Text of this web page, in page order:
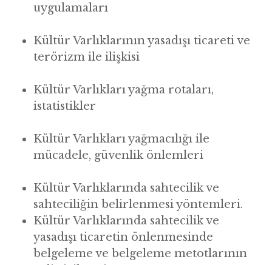
uygulamaları
Kültür Varlıklarının yasadışı ticareti ve
terörizm ile ilişkisi
Kültür Varlıkları yağma rotaları,
istatistikler
Kültür Varlıkları yağmacılığı ile
mücadele, güvenlik önlemleri
Kültür Varlıklarında sahtecilik ve
sahteciliğin belirlenmesi yöntemleri.
Kültür Varlıklarında sahtecilik ve
yasadışı ticaretin önlenmesinde
belgeleme ve belgeleme metotlarının